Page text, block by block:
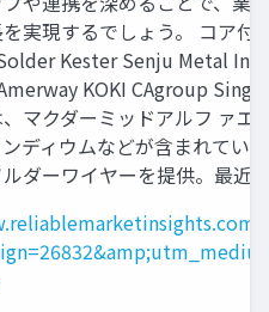
実現するでしょう。 コア
Kester Senju Metal
KOKI CAgroup
マクダーミッドアルフ ァ
ディウムなどが含まれてい
ダーワイヤーを提供。最近